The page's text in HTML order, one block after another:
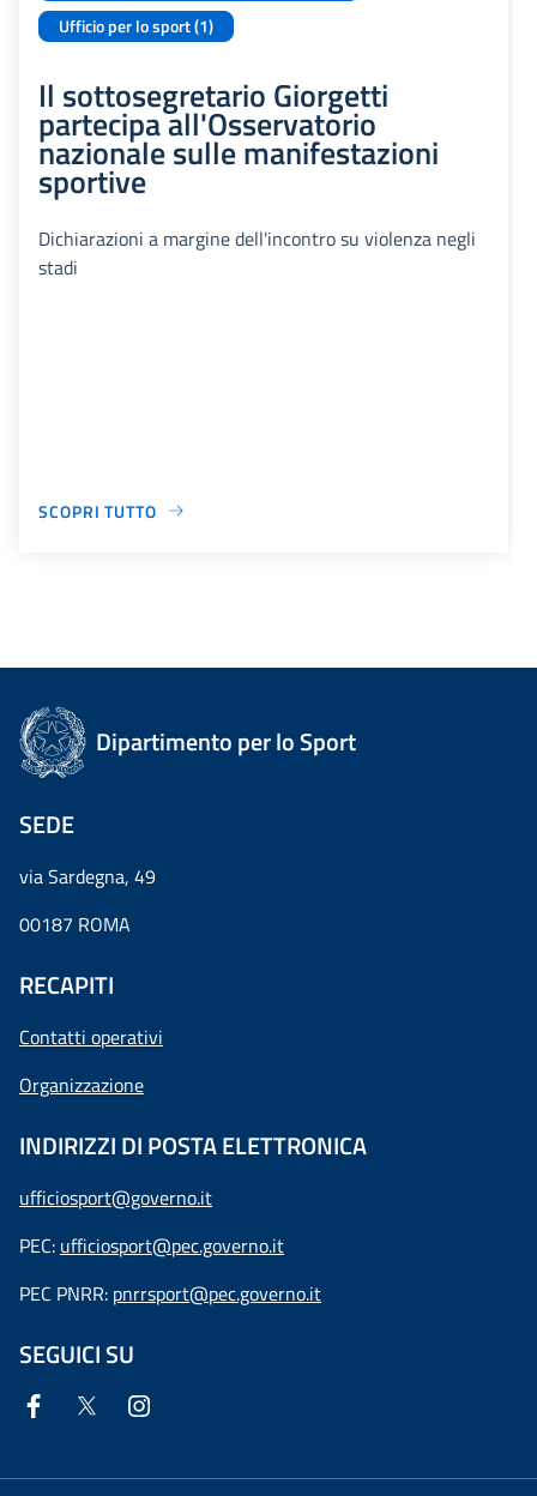
Ufficio per lo sport (1)
Il sottosegretario Giorgetti
partecipa all'Osservatorio
nazionale sulle manifestazioni
sportive
Dichiarazioni a margine dell'incontro su violenza negli
stadi
SCOPRI TUTTO
Dipartimento per lo Sport
SEDE
via Sardegna, 49
00187 ROMA
RECAPITI
Contatti operativi
Organizzazione
INDIRIZZI DI POSTA ELETTRONICA
ufficiosport@governo.it
PEC: ufficiosport@pec.governo.it
PEC PNRR: pnrrsport@pec.governo.it
SEGUICI SU